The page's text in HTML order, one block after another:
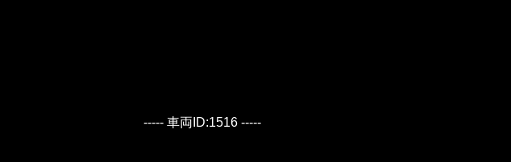
----- 車両ID:1516 -----